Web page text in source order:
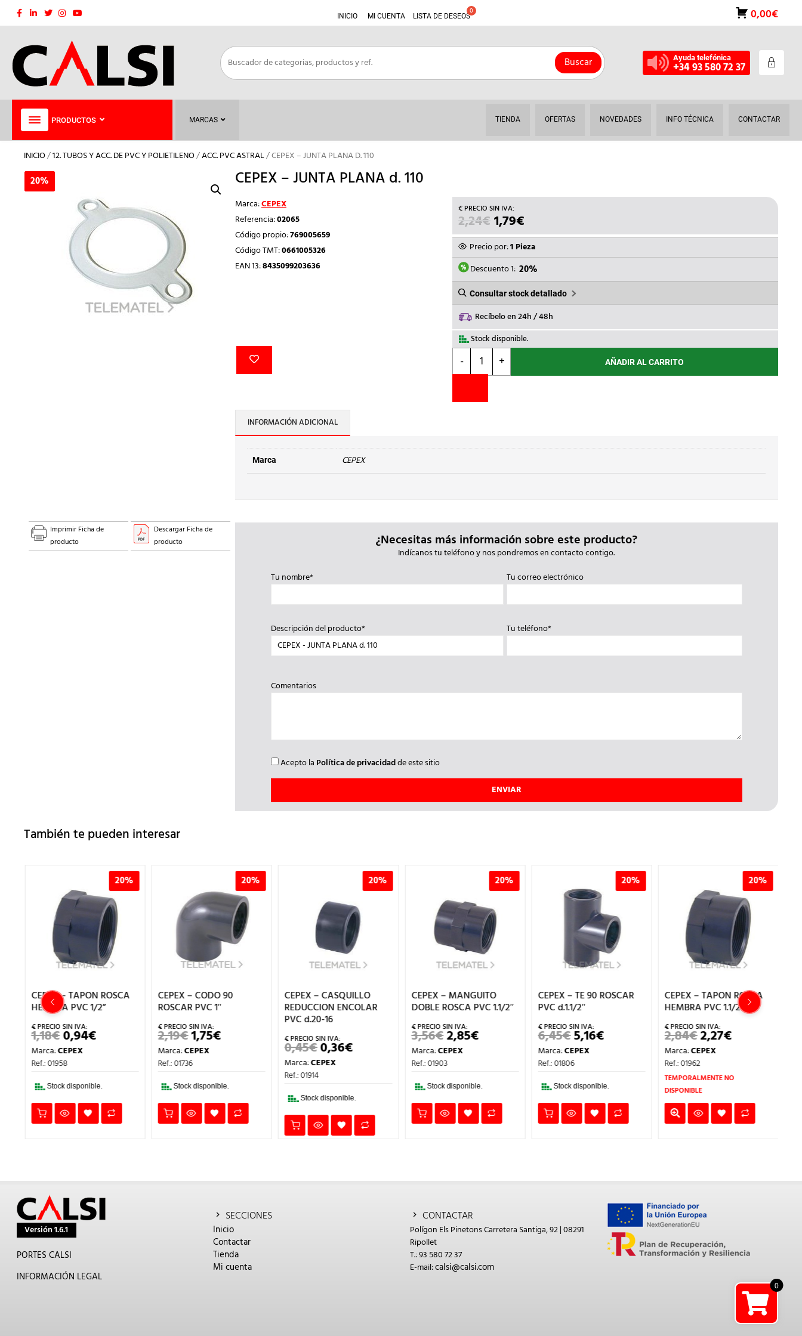
Saltar
INICIO MI CUENTA LISTA DE DESEOS 0,00€
Buscar Ayuda telefónica
+34 93 580 72 37
PRODUCTOS MARCAS TIENDA OFERTAS NOVEDADES INFO TÉCNICA CONTACTAR
INICIO/12. TUBOS Y ACC. DE PVC Y POLIETILENO/ACC. PVC ASTRAL/ CEPEX – JUNTA PLANA D. 110
20% CEPEX – JUNTA PLANA d. 110
Marca:CEPEX
Referencia:02065
Código propio:769005659
Código TMT:0661005326
EAN 13:8435099203636
2,24€ EL
PRECIO
ORIGINAL
ERA:
2,24€.
1,79€EL
PRECIO
ACTUAL
ES:
1,79€.
Precio por:1 Pieza
Descuento 1: 20%
Consultar stock detallado
Recíbelo en 24h / 48h
Stock disponible.
-
CEPEX
JUNTA
d.
+ AÑADIR AL CARRITO
INFORMACIÓN ADICIONAL
Marca CEPEX
20%
Imprimir Ficha de
producto
Descargar Ficha de
producto
¿Necesitas más información sobre este producto?
Indícanos tu teléfono y nos pondremos en contacto contigo.
Tu nombre*
Tu correo electrónico
Descripción del producto* Tu teléfono*
Comentarios
Acepto la Política de privacidadde este sitio
También te pueden interesar
20%
CEPEX – TAPON ROSCA
HEMBRA PVC 1/2”
1,18€ EL
PRECIO
ORIGINAL
ERA:
0,94€EL
PRECIO
Marca:CEPEX
Ref.: 01958
Stock disponible.
20%
CEPEX – CODO 90
ROSCAR PVC 1″
2,19€EL
PRECIO
ORIGINAL
ERA:
1,75€EL
PRECIO
Marca:CEPEX
Ref.: 01736
Stock disponible.
20%
CEPEX – CASQUILLO
REDUCCION ENCOLAR
PVC d.20-16
0,45€ EL
PRECIO
ORIGINAL
0,36€EL
PRECIO
Marca:CEPEX
Ref.: 01914
Stock disponible.
20%
CEPEX – MANGUITO
DOBLE ROSCA PVC 1.1/2″
3,56€EL
PRECIO
ORIGINAL
ERA:
2,85€EL
PRECIO
Marca:CEPEX
Ref.: 01903
Stock disponible.
20%
CEPEX – TE 90 ROSCAR
PVC d.1.1/2″
6,45€ EL
PRECIO
ORIGINAL
ERA:
5,16€EL
PRECIO
Marca:CEPEX
Ref.: 01806
Stock disponible.
20%
CEPEX – TAPON ROSCA
HEMBRA PVC 1.1/2”
2,84€EL
PRECIO
ORIGINAL
ERA:
2,84€.
2,27€EL
PRECIO
2,27€.
Marca:CEPEX
Ref.: 01962
TEMPORALMENTE NO
DISPONIBLE
Versión 1.6.1
PORTES CALSI
INFORMACIÓN LEGAL
SECCIONES
Inicio
Contactar
Tienda
Mi cuenta
CONTACTAR
Polígon Els Pinetons Carretera Santiga, 92 | 08291
Ripollet
T.: 93 580 72 37
E-mail:calsi@calsi.com
0